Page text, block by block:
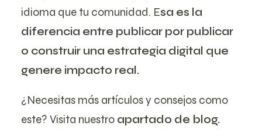
idioma que tu comunidad. Esa es la
diferencia entre publicar por publicar
o construir una estrategia digital que
genere impacto real.
¿Necesitas más artículos y consejos como
este? Visita nuestro apartado de blog.